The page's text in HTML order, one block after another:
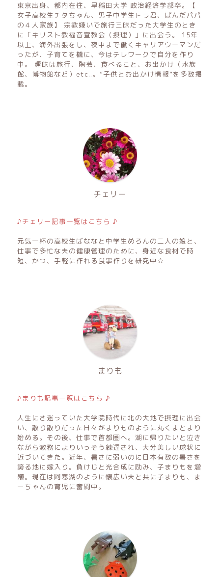
東京出身、都内在住、早稲田大学 政治経済学部卒。【
女子高校生チタちゃん、男子中学生トラ君、ぱんだパパ
の４人家族】 宗教嫌いで旅行三昧だった大学生のとき
に「キリスト教福音宣教会（摂理）」に出会う。 15年
以上、海外出張をし、夜中まで働くキャリアウーマンだ
ったが、子育てを機に、今はテレワークで自分を作り
中。 趣味は旅行、陶芸、食べること、お出かけ（水族
館、博物館など）etc..。”子供とお出かけ情報”を多数掲
載。
チェリー
♪チェリー記事一覧はこちら ♪
元気一杯の高校生ばななと中学生めろんの二人の娘と、
仕事で多忙な夫の健康管理のために、身近な食材で時
短、かつ、手軽に作れる食事作りを研究中☆
まりも
♪まりも記事一覧はこちら ♪
人生にさ迷っていた大学院時代に北の大地で摂理に出会
い、散り散りだった日々がまりものように丸くまとまり
始める。その後、仕事で首都圏へ。湖に帰りたいと泣き
ながら激務によりいっそう練達され、大分美しい球状に
近づいてきた。近年、暑さに弱いのに日本有数の暑さを
誇る地に嫁入り。負けじと光合成に励み、子まりもを増
殖。現在は阿寒湖のように懐広い夫と共に子まりも、ま
ーちゃんの育児に奮闘中。